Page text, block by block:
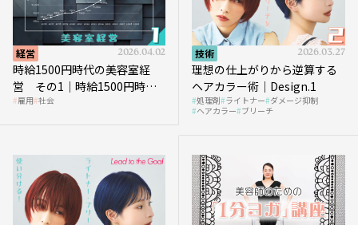
経営 2026.04.02
時給1500円時代の美容室経
営 その1｜時給1500円時代
へ向かう社会的背景
雇用 社会
技術 2026.03.27
理想の仕上がりから逆算する
ヘアカラー術｜Design.1
処理剤 ライトナー ダメージ抑制
ヘアカラー ブリーチ